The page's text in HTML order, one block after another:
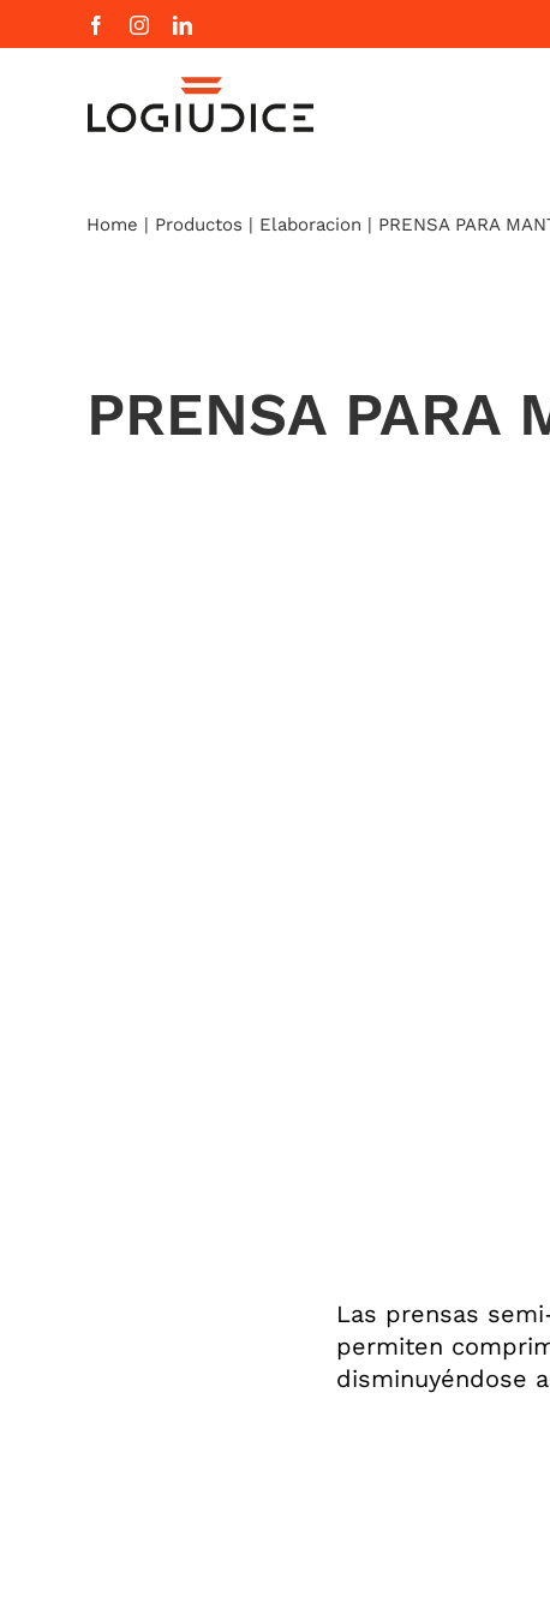
to
FacebookInstagramLinkedIn
Home | Productos | Elaboracion | PRENSA PARA
PRENSA PARA
Las prensas
permiten
disminuyéndose